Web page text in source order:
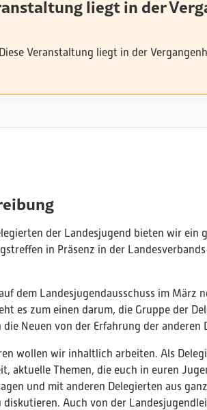
liegt in der
Veranstaltung liegt in der
der Landesjugend bieten wir ein
in Präsenz in der
dem Landesjugendausschuss im März
es zum einen darum, die Gruppe der
die Neuen von der Erfahrung der
wollen wir inhaltlich arbeiten. Als
aktuelle Themen, die euch in euren
und mit anderen Delegierten aus
diskutieren. Auch von der